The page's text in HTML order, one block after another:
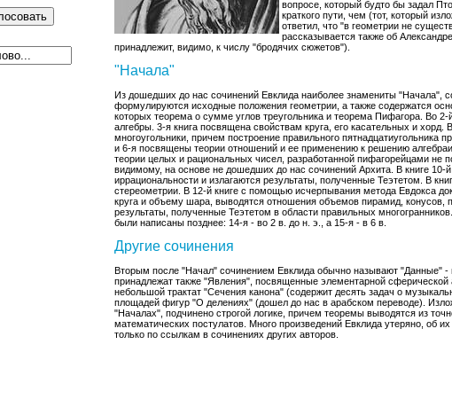
вопросе, который будто бы задал
краткого пути, чем (тот, который
ответил, что "в геометрии не
рассказывается также об
принадлежит, видимо, к числу "бродячих сюжетов").
"Начала"
Из дошедших до нас сочинений Евклида наиболее знамениты "Начала",
формулируются исходные положения геометрии, а также содержатся
которых теорема о сумме углов треугольника и теорема Пифагора. Во 2-
алгебры. 3-я книга посвящена свойствам круга, его касательных и
многоугольники, причем построение правильного пятнадцатиугольника
и 6-я посвящены теории отношений и ее применению к решению
теории целых и рациональных чисел, разработанной пифагорейцами не
видимому, на основе не дошедших до нас сочинений Архита. В книге 10-
иррациональности и излагаются результаты, полученные Теэтетом. В
стереометрии. В 12-й книге с помощью исчерпывания метода Евдокса
круга и объему шара, выводятся отношения объемов пирамид, конусов,
результаты, полученные Теэтетом в области правильных
были написаны позднее: 14-я - во 2 в. до н. э., а 15-я - в 6 в.
Другие сочинения
Вторым после "Начал" сочинением Евклида обычно называют "Данные" -
принадлежат также "Явления", посвященные элементарной сферической
небольшой трактат "Сечения канона" (содержит десять задач о
площадей фигур "О делениях" (дошел до нас в арабском переводе).
"Началах", подчинено строгой логике, причем теоремы выводятся из
математических постулатов. Много произведений Евклида утеряно, об
только по ссылкам в сочинениях других авторов.